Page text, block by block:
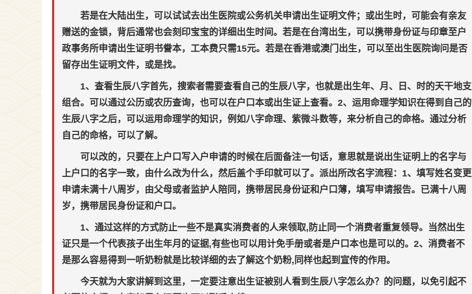
若是在大陆出生，可以试试去出生医院或公务机关申请出生证明文件；或出生时，可能会有亲友
赠送的金锁，背后通常也会刻印宝宝的详细出生时间。若是在台湾出生，可以携带身份证与印章至户
政事务所申请出生证明书誊本，工本费只需15元。若是在香港或澳门出生，可以至出生医院询问是否
留存出生证明文件，或是找。
1、查看生辰八字首先，搜索者需要查看自己的生辰八字，也就是出生年、月、日、时的天干地支
组合。可以通过公历或农历查询，也可以在户口本或出生证上查看。2、运用命理学知识在得到自己的
生辰八字之后，可以运用命理学的知识，例如八字命理、紫微斗数等，来分析自己的命格。通过分析
自己的命格，可以了解。
可以改的，只要在上户口写入户申请的时候在后面备注一句话，意思就是说出生证明上的名字与
上户口的名字一致，由什么改为什么，然后盖个手印就可以了。派出所改名字流程：1、填写姓名变更
申请未满十八周岁，由父母或者监护人陪同，携带居民身份证和户口薄，填写申请报告。已满十八周
岁，携带居民身份证和户口。
1、通过这样的方式防止一些不是真实消费者的人来领取,防止同一个消费者重复领导。当然出生
证只是一个代表孩子出生年月的证据,有些也可以用计免手册或者是户口本也是可以的。2、消费者不
是那么容易得到一听奶粉就是比较详细的去了解这个奶粉,同样也起到宣传的作用。
今天就为大家讲解到这里，一定要注意出生证被别人看到生辰八字怎么办？的问题，以免引起不